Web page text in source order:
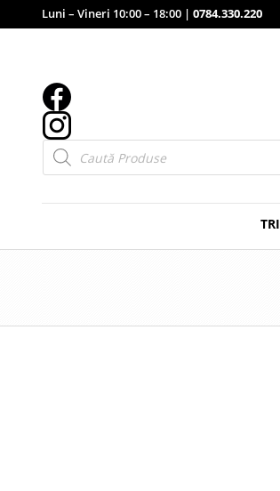
Luni – Vineri 10:00 – 18:00 | 0784.330.220
Products
search